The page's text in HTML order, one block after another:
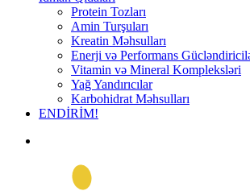
Protein Tozları
Amin Turşuları
Kreatin Məhsulları
Enerji və Performans
Vitamin və Mineral Kompleksləri
Yağ Yandırıcılar
Karbohidrat Məhsulları
ENDİRİM!